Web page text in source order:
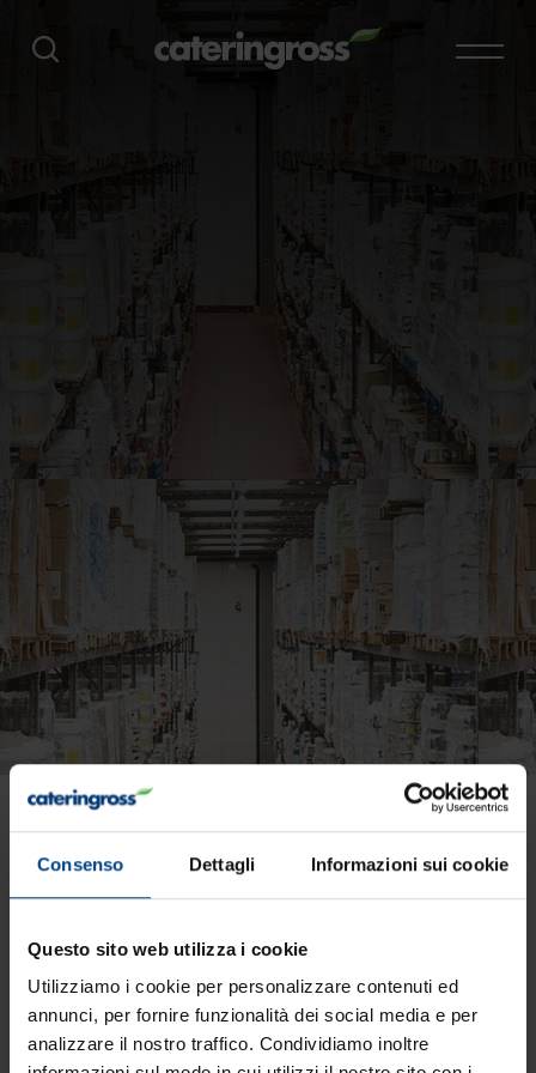
Consenso Dettagli Informazioni sui cookie
Questo sito web utilizza i cookie
Utilizziamo i cookie per personalizzare contenuti ed
annunci, per fornire funzionalità dei social media e per
analizzare il nostro traffico. Condividiamo inoltre
La qualità di Bia Cous Cous